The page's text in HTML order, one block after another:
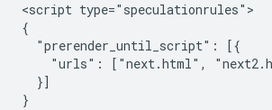
<script type="speculationrules">
{
  "prerender_until_script": [{
"urls": ["next.html",
  }]
}